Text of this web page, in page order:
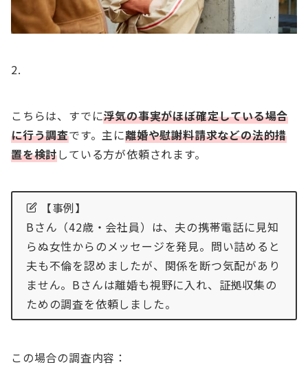
こちらは、すでに浮気の事実がほぼ確定している場合
に行う調査です。主に離婚や慰謝料請求などの法的措
置を検討している方が依頼されます。
【事例】
Bさん（42歳・会社員）は、夫の携帯電話に見知
らぬ女性からのメッセージを発見。問い詰めると
夫も不倫を認めましたが、関係を断つ気配があり
ません。Bさんは離婚も視野に入れ、証拠収集の
ための調査を依頼しました。
この場合の調査内容：